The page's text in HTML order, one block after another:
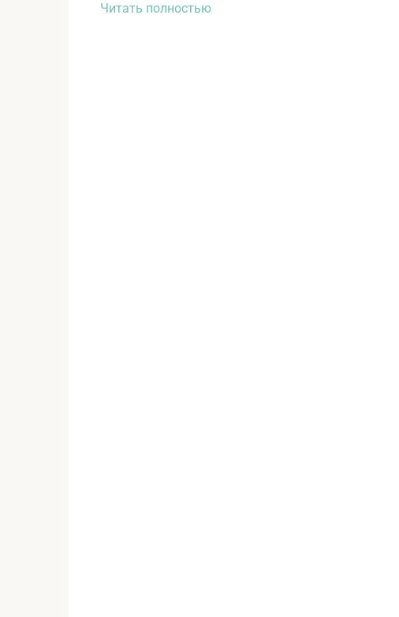
Читать полностью